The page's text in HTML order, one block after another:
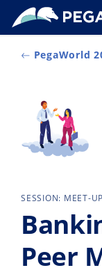
Vai direttamente
PegaWorld
SESSION: MEET-UP
Peer